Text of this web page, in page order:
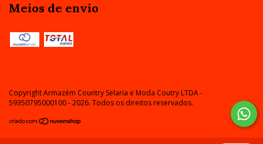
Meios de envio
Copyright Armazém Country Selaria e Moda Coutry LTDA -
59350795000100 - 2026. Todos os direitos reservados.